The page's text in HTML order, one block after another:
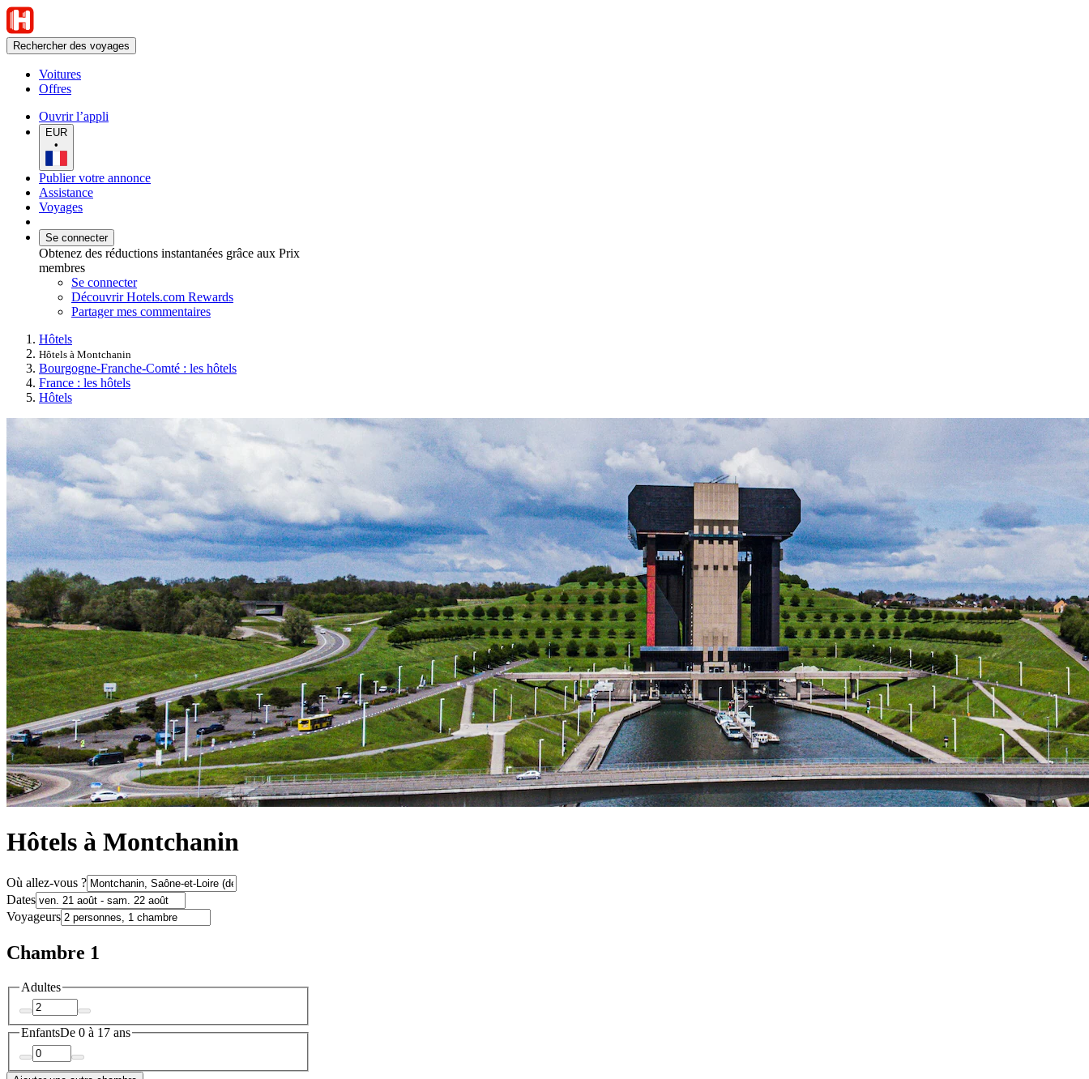
Rechercher des voyages
Voitures
Offres
Ouvrir l’appli
EUR
•
Publier votre annonce
Assistance
Voyages
Se connecter
Obtenez des réductions instantanées grâce aux Prix
membres
Se connecter
Découvrir Hotels.com Rewards
Partager mes commentaires
Hôtels
Hôtels à Montchanin
Bourgogne-Franche-Comté : les hôtels
France : les hôtels
Hôtels
Hôtels à Montchanin
Où allez-vous ?
Dates
Voyageurs
Chambre 1
Adultes
EnfantsDe 0 à 17 ans